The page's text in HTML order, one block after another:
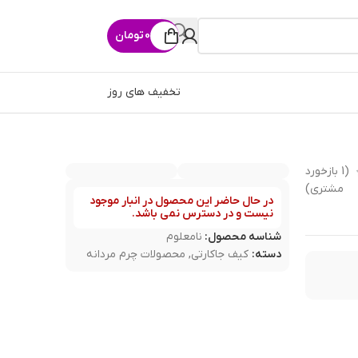
0تومان
تخفیف های روز
در حال حاضر این محصول در انبار موجود
نیست و در دسترس نمی باشد.
شناسه محصول: نامعلوم
دسته: کیف جاکارتی, محصولات چرم مردانه
(
1 بازخورد
مشتری)